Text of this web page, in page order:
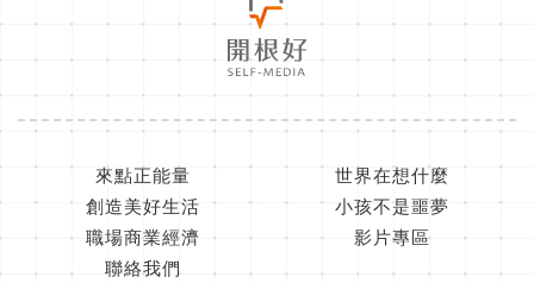
來點正能量
世界在想什麼
創造美好生活
小孩不是噩夢
職場商業經濟
影片專區
聯絡我們